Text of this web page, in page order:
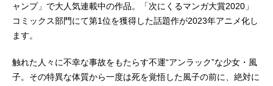
ャンプ」で大人気連載中の作品。「次にくるマンガ大賞2020」
コミックス部門にて第1位を獲得した話題作が2023年アニメ化し
ます。
触れた人々に不幸な事故をもたらす不運“アンラック”な少女・風
子。その特異な体質から一度は死を覚悟した風子の前に、絶対に